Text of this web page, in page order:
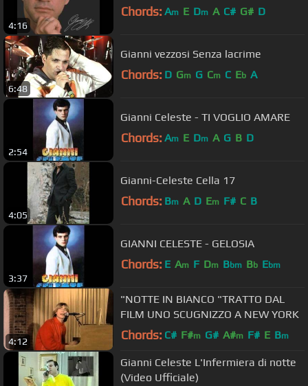
4:16
Chords: Am E Dm A C# G# D
6:48
Gianni vezzosi Senza lacrime
Chords: D Gm G Cm C Eb A
2:54
Gianni Celeste - TI VOGLIO AMARE
Chords: Am E Dm A G B D
4:05
Gianni-Celeste Cella 17
Chords: Bm A D Em F# C B
3:37
GIANNI CELESTE - GELOSIA
Chords: E Am F Dm Bbm Bb Ebm
4:12
"NOTTE IN BIANCO "TRATTO DAL
FILM UNO SCUGNIZZO A NEW YORK
Chords: C# F#m G# A#m F# E Bm
Gianni Celeste L'Infermiera di notte
(Video Ufficiale)